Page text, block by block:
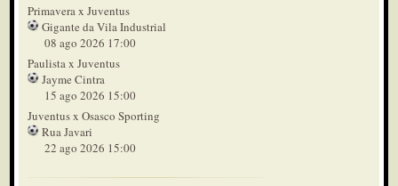
Primavera x Juventus
Gigante da Vila Industrial
08 ago 2026 17:00
Paulista x Juventus
Jayme Cintra
15 ago 2026 15:00
Juventus x Osasco Sporting
Rua Javari
22 ago 2026 15:00